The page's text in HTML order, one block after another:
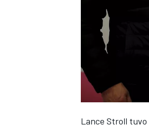
NASCAR CUP
Lance Stroll tuvo